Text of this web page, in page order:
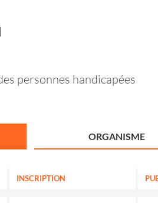
personnes handicapées
ORGANISME
INSCRIPTION